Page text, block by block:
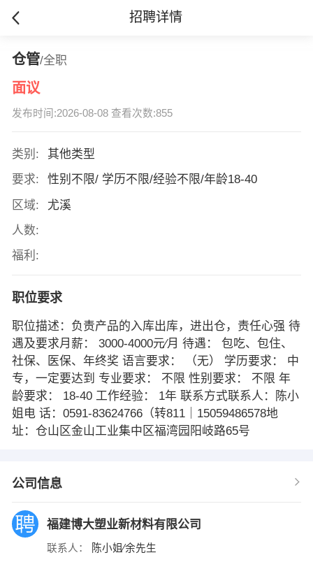
招聘详情
仓管/全职
面议
发布时间:2026-08-08 查看次数:855
类别:
其他类型
要求:
性别不限/ 学历不限/经验不限/年龄18-40
区域:
尤溪
人数:
福利:
职位要求
职位描述：负责产品的入库出库，进出仓，责任心强 待
遇及要求月薪： 3000-4000元∕月 待遇： 包吃、包住、
社保、医保、年终奖 语言要求： （无） 学历要求： 中
专，一定要达到 专业要求： 不限 性别要求： 不限 年
龄要求： 18-40 工作经验： 1年 联系方式联系人：陈小
姐电 话：0591-83624766（转811｜15059486578地
址：仓山区金山工业集中区福湾园阳岐路65号
公司信息
福建博大塑业新材料有限公司
联系人： 陈小姐∕余先生